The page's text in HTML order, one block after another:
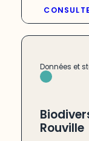
Données et
Rouville